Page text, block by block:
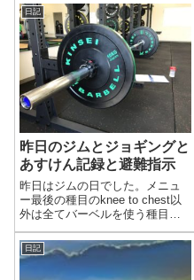
日記
昨日のジムとジョギングと
あすけん記録と避難指示
昨日はジムの日でした。メニュ
ー最後の種目のknee to chest以
外は全てバーベルを使う種目で
す。重さを増やしていくと次の
段階に来た感じがしてやる気が
出ますね。
日記